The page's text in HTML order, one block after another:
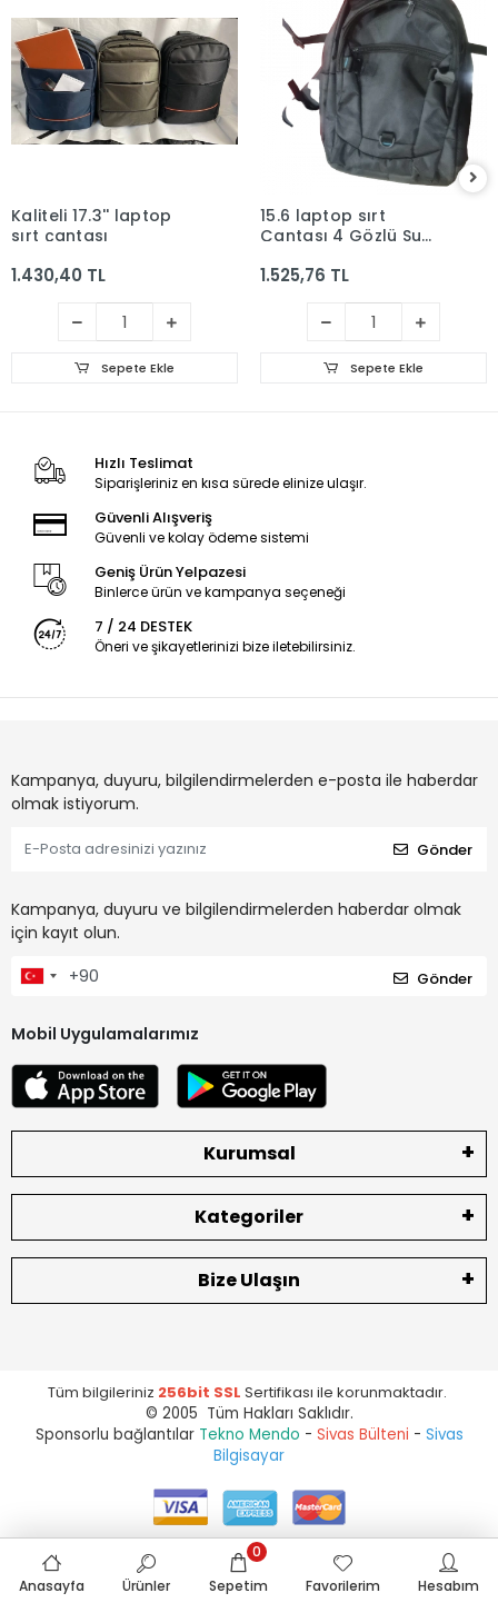
Kaliteli 17.3'' laptop
sırt çantası
1.430,40 TL
Sepete Ekle
15.6 laptop sırt
Çantası 4 Gözlü Su
1.525,76 TL
Sepete Ekle
Hızlı Teslimat
Siparişleriniz en kısa sürede elinize ulaşır.
Güvenli Alışveriş
Güvenli ve kolay ödeme sistemi
Geniş Ürün Yelpazesi
Binlerce ürün ve kampanya seçeneği
7 / 24 DESTEK
Öneri ve şikayetlerinizi bize iletebilirsiniz.
Kampanya, duyuru, bilgilendirmelerden e-posta ile haberdar
olmak istiyorum.
Gönder
Kampanya, duyuru ve bilgilendirmelerden haberdar olmak
için kayıt olun.
Gönder
Mobil Uygulamalarımız
Kurumsal
Kategoriler
Bize Ulaşın
Tüm bilgileriniz 256bit SSL Sertifikası ile korunmaktadır.
© 2005 Tüm Hakları Saklıdır.
Sponsorlu bağlantılar Tekno Mendo - Sivas Bülteni - Sivas
Bilgisayar
Anasayfa Ürünler Sepetim
0
Favorilerim
Hesabım